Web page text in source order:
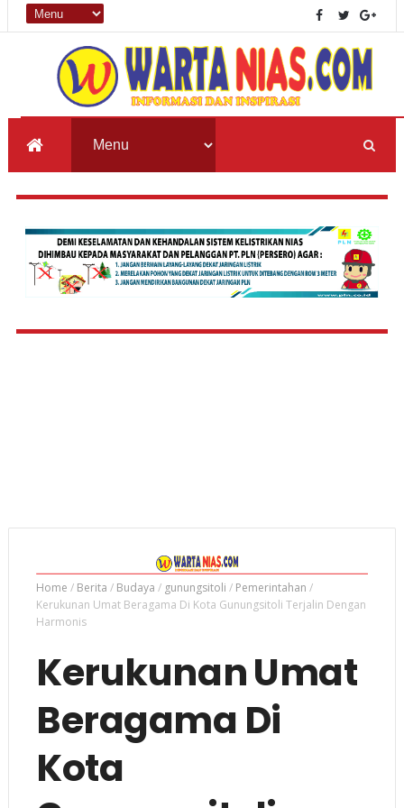
Home / Berita / Budaya / gunungsitoli / Pemerintahan /
Kerukunan Umat Beragama Di Kota Gunungsitoli Terjalin Dengan
Harmonis
Kerukunan Umat
Beragama Di
Kota